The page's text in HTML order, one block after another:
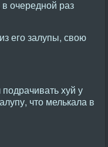
очередной раз
его залупы, свою
хуй у
что мелькала в